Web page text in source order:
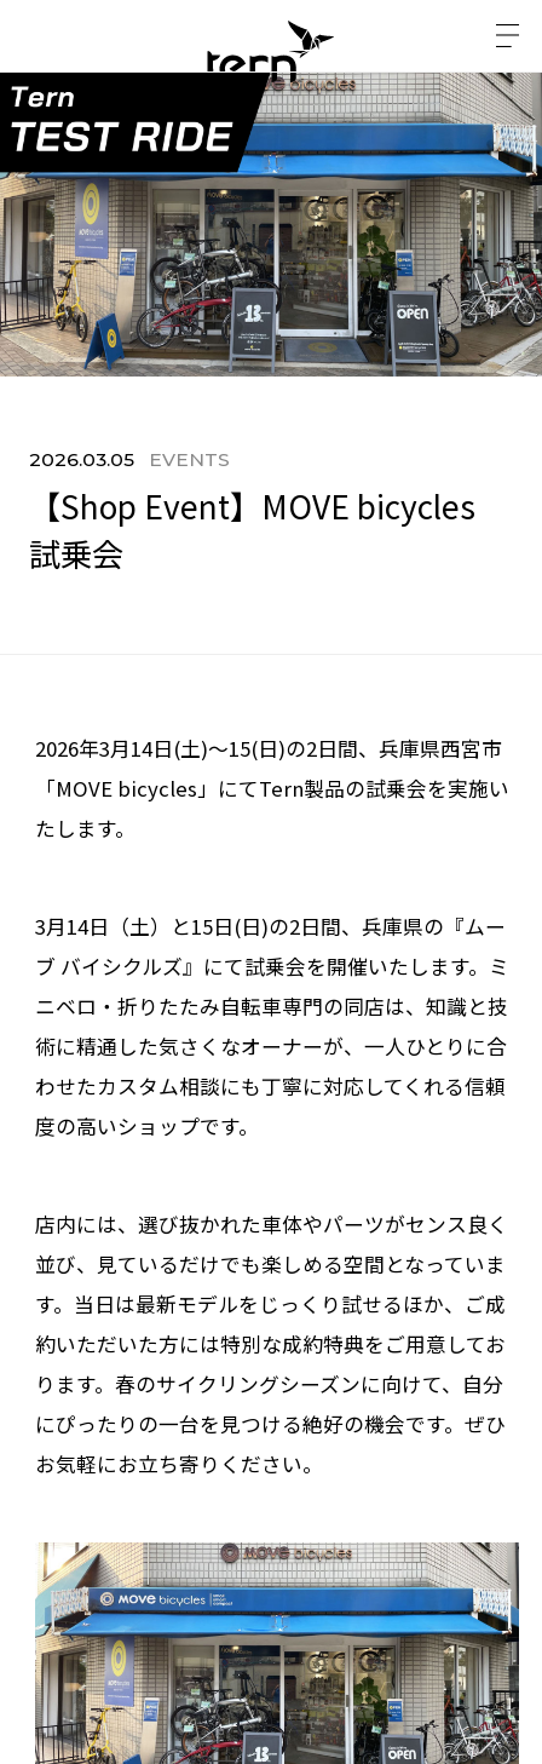
2026.03.05 EVENTS
【Shop Event】MOVE bicycles
試乗会
2026年3月14日(土)〜15(日)の2日間、兵庫県西宮市
「MOVE bicycles」にてTern製品の試乗会を実施い
たします。
3月14日（土）と15日(日)の2日間、兵庫県の『ムー
ブ バイシクルズ』にて試乗会を開催いたします。ミ
ニベロ・折りたたみ自転車専門の同店は、知識と技
術に精通した気さくなオーナーが、一人ひとりに合
わせたカスタム相談にも丁寧に対応してくれる信頼
度の高いショップです。
店内には、選び抜かれた車体やパーツがセンス良く
並び、見ているだけでも楽しめる空間となっていま
す。当日は最新モデルをじっくり試せるほか、ご成
約いただいた方には特別な成約特典をご用意してお
ります。春のサイクリングシーズンに向けて、自分
にぴったりの一台を見つける絶好の機会です。ぜひ
お気軽にお立ち寄りください。